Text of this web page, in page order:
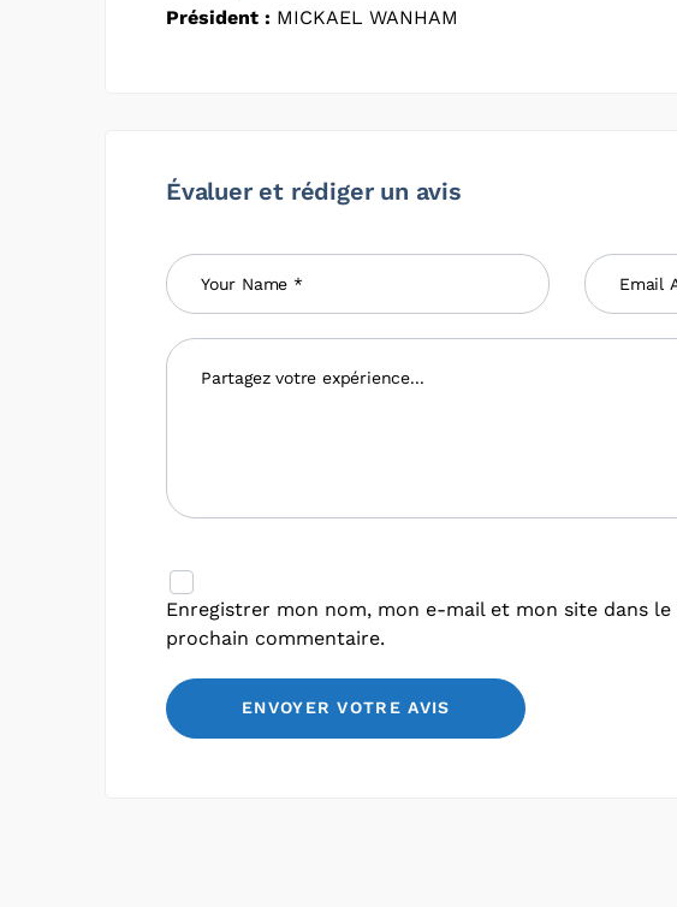
Président : MICKAEL WANHAM
Évaluer et rédiger un avis
Enregistrer mon nom, mon e-mail et mon site dans
prochain commentaire.